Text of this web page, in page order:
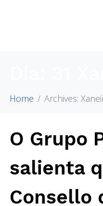
Home Archives:
O Grupo
salienta
Consello